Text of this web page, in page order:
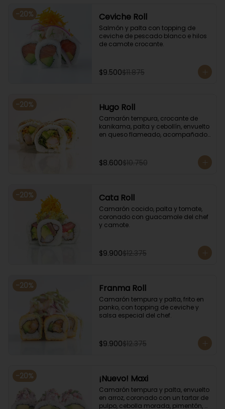
-20% Ceviche Roll
Salmón y palta con topping de
ceviche de pescado blanco e hilos
de camote crocante.
$9.500$11.875
-20% Hugo Roll
Camarón tempura, crocante de
kanikama, palta y cebollín, envuelto
en queso flameado, acompañado
$8.600$10.750
-20% Cata Roll
Camarón cocido, palta y tomate,
coronado con guacamole del chef
y camote.
$9.900$12.375
-20% Franma Roll
Camarón tempura y palta, frito en
panko, con topping de ceviche y
salsa especial del chef.
$9.900$12.375
-20% ¡Nuevo! Maxi
Camarón tempura y palta, envuelto
en arroz, coronado con un tartar de
pulpo, cebolla morada, pimentón,